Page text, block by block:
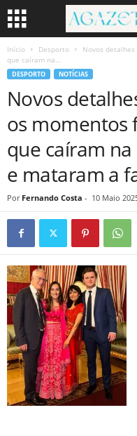
Início Desporto
Novos
que caíram na...
DESPORTO NOTÍCIAS
Novos
os momentos
que caíram
e mataram a
Por Fernando Costa - 10 Maio